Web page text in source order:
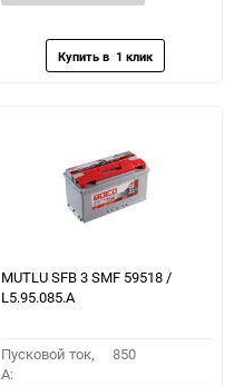
MUTLU SFB 3 SMF 59518 /
L5.95.085.A
Пусковой ток,
A:
850